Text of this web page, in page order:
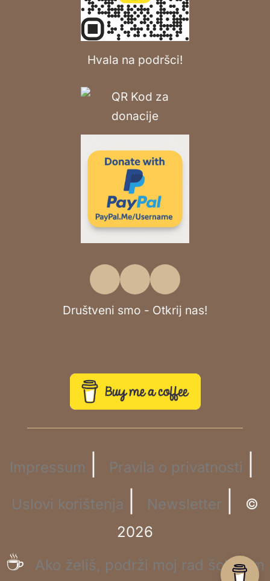
Hvala na podršci!
Društveni smo - Otkrij nas!
Impressum Pravila o privatnosti
Uslovi korištenja Newsletter
©
2026
☕ Ako želiš, podrži moj rad šoljicom